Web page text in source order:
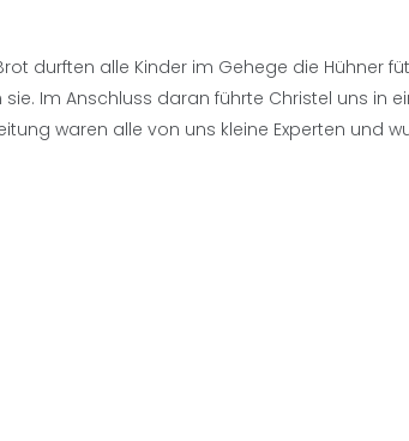
durften alle Kinder im Gehege die Hühner
Im Anschluss daran führte Christel uns in
waren alle von uns kleine Experten und